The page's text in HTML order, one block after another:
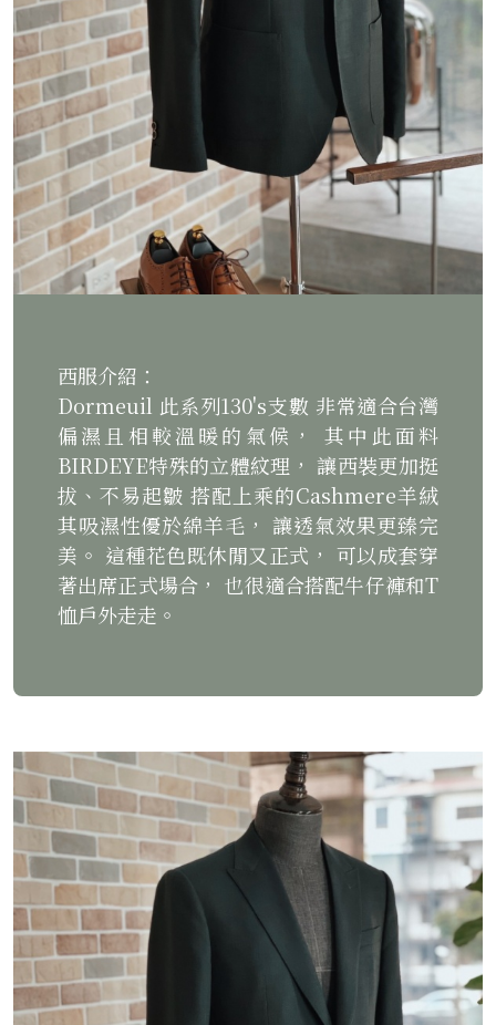
西服介紹：
Dormeuil 此系列130's支數 非常適合台灣
偏濕且相較溫暖的氣候， 其中此面料
BIRDEYE特殊的立體紋理， 讓西裝更加挺
拔、不易起皺 搭配上乘的Cashmere羊絨
其吸濕性優於綿羊毛， 讓透氣效果更臻完
美。 這種花色既休閒又正式， 可以成套穿
著出席正式場合， 也很適合搭配牛仔褲和T
恤戶外走走。